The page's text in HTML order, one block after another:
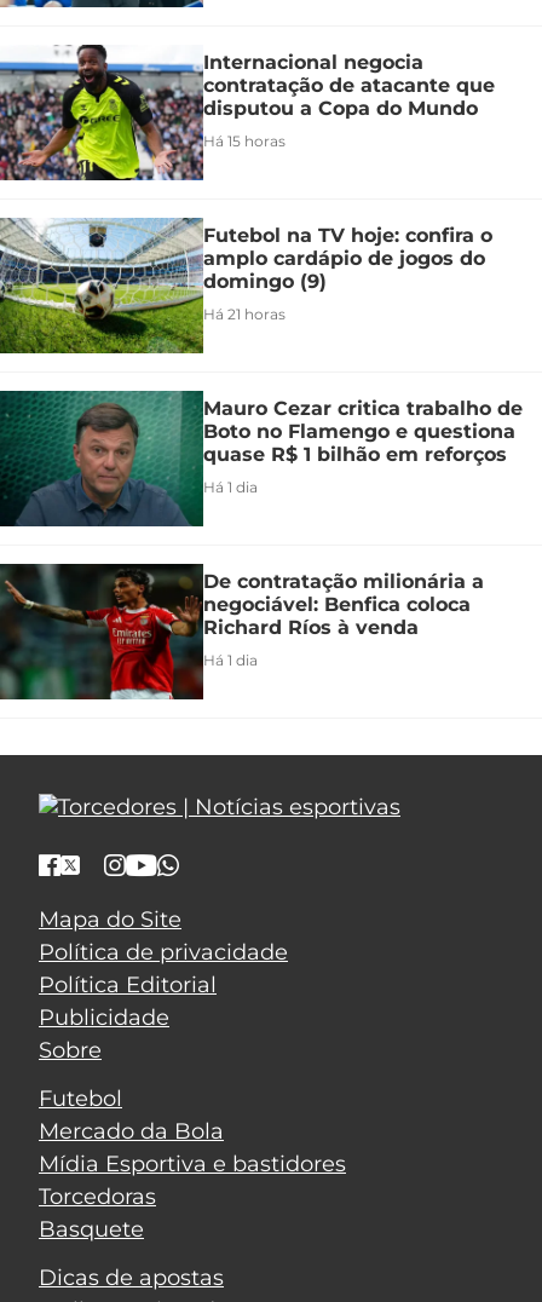
Internacional negocia
contratação de atacante que
disputou a Copa do Mundo
Há 15 horas
Futebol na TV hoje: confira o
amplo cardápio de jogos do
domingo (9)
Há 21 horas
Mauro Cezar critica trabalho de
Boto no Flamengo e questiona
quase R$ 1 bilhão em reforços
Há 1 dia
De contratação milionária a
negociável: Benfica coloca
Richard Ríos à venda
Há 1 dia
Mapa do Site
Política de privacidade
Política Editorial
Publicidade
Sobre
Futebol
Mercado da Bola
Mídia Esportiva e bastidores
Torcedoras
Basquete
Dicas de apostas